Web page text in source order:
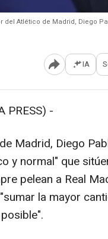
del Atlético de Madrid, Diego
Abrir IA
PRESS) -
Madrid, Diego
y normal" que
pelean a Real
la mayor